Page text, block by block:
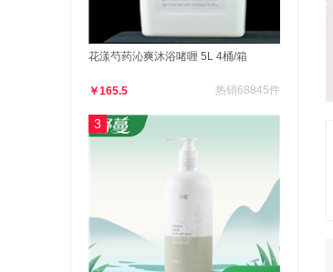
花漾芍药沁爽沐浴啫喱 5L 4桶/箱
热销68845件
￥165.5
3